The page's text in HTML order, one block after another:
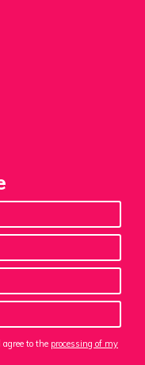
to the processing of my